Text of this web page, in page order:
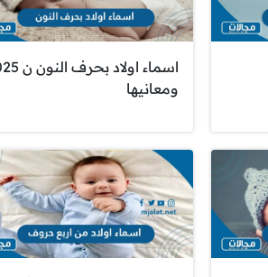
اسماء اولاد
ومعانيها